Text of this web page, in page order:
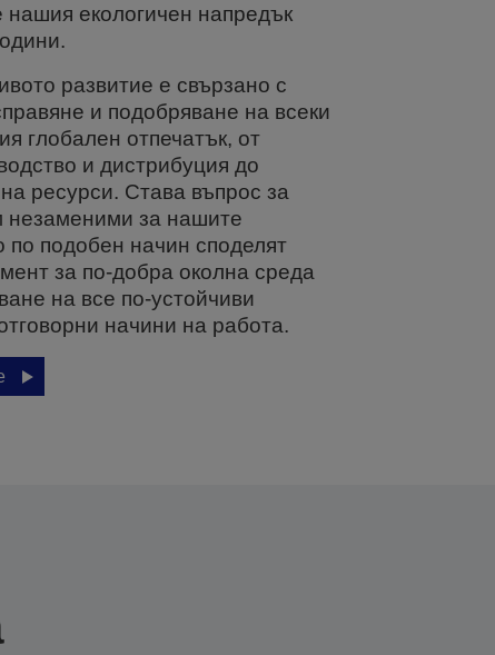
нашия екологичен напредък
развитие е свързано с
и подобряване на всеки
глобален отпечатък, от
и дистрибуция до
ресурси. Става въпрос за
незаменими за нашите
по подобен начин споделят
за по-добра околна среда
на все по-устойчиви
начини на работа.